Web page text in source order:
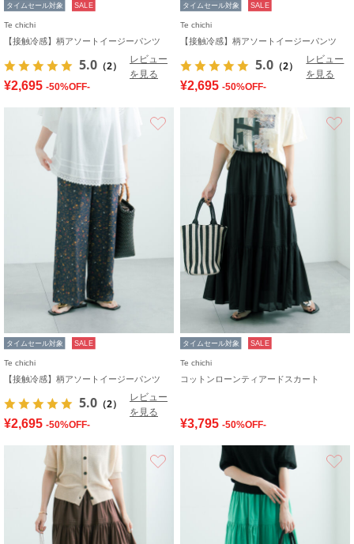
タイムセール対象 SALE
Te chichi
【接触冷感】柄アソートイージーパンツ
5.0 （2）
レビュー
を見る
¥2,695 -50%OFF-
タイムセール対象 SALE
Te chichi
【接触冷感】柄アソートイージーパンツ
5.0 （2）
レビュー
を見る
¥2,695 -50%OFF-
お気に入り
タイムセール対象 SALE
Te chichi
【接触冷感】柄アソートイージーパンツ
5.0 （2）
レビュー
を見る
¥2,695 -50%OFF-
タイムセール対象 SALE
Te chichi
コットンローンティアードスカート
¥3,795 -50%OFF-
お気に入り